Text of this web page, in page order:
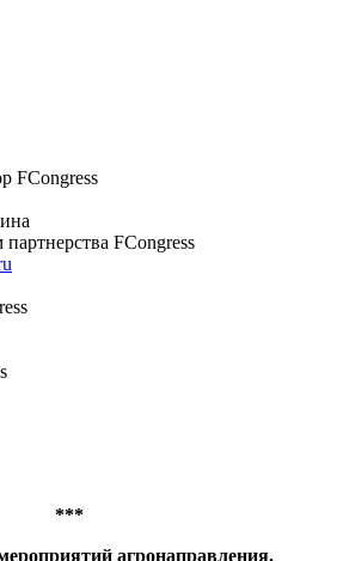
FCongress
FCongress
***
агронаправления.